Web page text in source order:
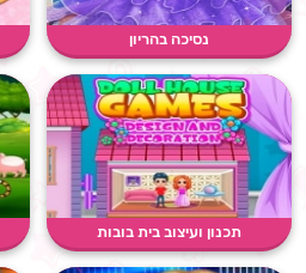
נסיכה בהריון
תכנון ועיצוב בית בובות